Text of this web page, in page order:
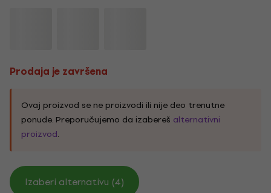
Prodaja je završena
Ovaj proizvod se ne proizvodi ili nije deo trenutne
ponude. Preporučujemo da izabereš alternativni
proizvod.
Izaberi alternativu (4)